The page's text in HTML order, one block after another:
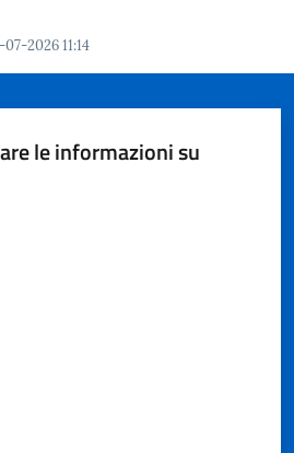
2026 11:14
le informazioni su